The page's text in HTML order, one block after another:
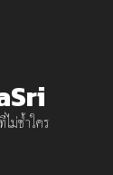
ม่ซ้ำใคร